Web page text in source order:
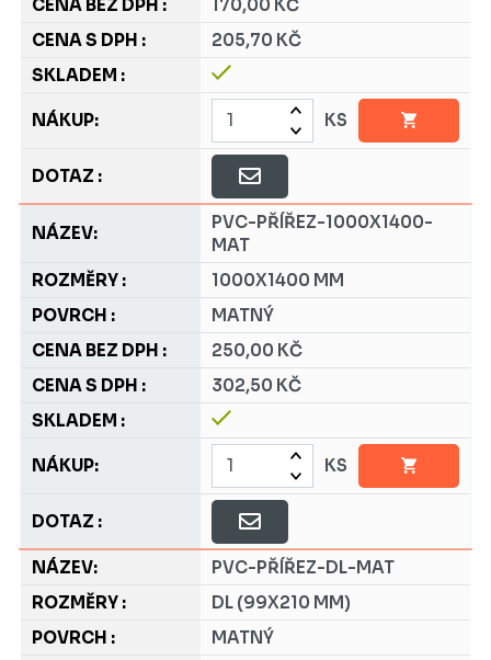
170,00 KČ
205,70 KČ
KS
PVC-PŘÍŘEZ-1000X1400-
MAT
1000X1400 MM
MATNÝ
250,00 KČ
302,50 KČ
KS
PVC-PŘÍŘEZ-DL-MAT
DL (99X210 MM)
MATNÝ